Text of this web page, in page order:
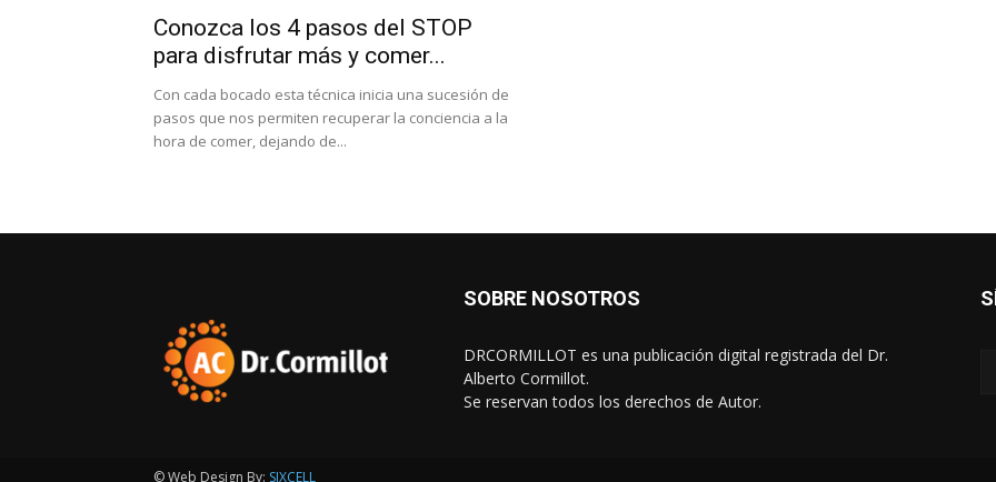
Conozca los 4 pasos del STOP
para disfrutar más y comer...
Con cada bocado esta técnica inicia una sucesión de
pasos que nos permiten recuperar la conciencia a la
hora de comer, dejando de...
SOBRE NOSOTROS
DRCORMILLOT es una publicación digital registrada del Dr.
Alberto Cormillot.
Se reservan todos los derechos de Autor.
© Web Design By: SIXCELL